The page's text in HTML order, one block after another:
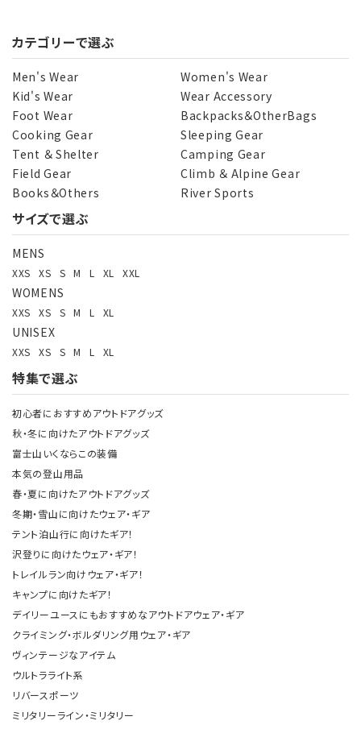
カテゴリーで選ぶ
Men's Wear
Women's Wear
Kid's Wear
Wear Accessory
Foot Wear
Backpacks＆OtherBags
Cooking Gear
Sleeping Gear
Tent ＆ Shelter
Camping Gear
Field Gear
Climb ＆ Alpine Gear
Books＆Others
River Sports
サイズで選ぶ
MENS
XXS XS S M L XL XXL
WOMENS
XXS XS S M L XL
UNISEX
XXS XS S M L XL
特集で選ぶ
初心者におすすめアウトドアグッズ
秋・冬に向けたアウトドアグッズ
富士山いくならこの装備
本気の登山用品
春・夏に向けたアウトドアグッズ
冬期・雪山に向けたウェア・ギア
テント泊山行に向けたギア！
沢登りに向けたウェア・ギア！
トレイルラン向けウェア・ギア！
キャンプに向けたギア！
デイリーユースにもおすすめなアウトドアウェア・ギア
クライミング・ボルダリング用ウェア・ギア
ヴィンテージなアイテム
ウルトラライト系
リバースポーツ
ミリタリーライン・ミリタリー